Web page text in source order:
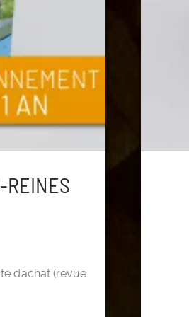
REINES
d’achat (revue